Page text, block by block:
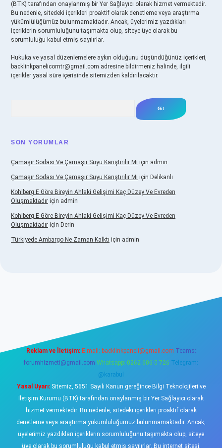
(BTK) tarafından onaylanmış bir Yer Sağlayıcı olarak hizmet vermektedir.
Bu nedenle, sitedeki içerikleri proaktif olarak denetleme veya araştırma
yükümlülüğümüz bulunmamaktadır. Ancak, üyelerimiz yazdıkları
içeriklerin sorumluluğunu taşımakta olup, siteye üye olarak bu
sorumluluğu kabul etmiş sayılırlar.
Hukuka ve yasal düzenlemelere aykırı olduğunu düşündüğünüz içerikleri,
backlinkpanelicomtr@gmail.com adresine bildirmeniz halinde, ilgili
içerikler yasal süre içerisinde sitemizden kaldırılacaktır.
SON YORUMLAR
Çamaşır Sodası Ve Çamaşır Suyu Karıştırılır Mı için admin
Çamaşır Sodası Ve Çamaşır Suyu Karıştırılır Mı için Delikanlı
Kohlberg E Göre Bireyin Ahlaki Gelişimi Kaç Düzey Ve Evreden
Oluşmaktadır için admin
Kohlberg E Göre Bireyin Ahlaki Gelişimi Kaç Düzey Ve Evreden
Oluşmaktadır için Derin
Türkiyede Ambargo Ne Zaman Kalktı için admin
Reklam ve İletişim: E-mail: backlinkpaneli@gmail.com Teams:
forumhizmeti@gmail.com Whatsapp: 0262 606 0 726 Telegram:
@karabul
Yasal Uyarı:Sitemiz, 5651 Sayılı Kanun gereğince Bilgi Teknolojileri ve
İletişim Kurumu (BTK) tarafından onaylanmış bir Yer Sağlayıcı olarak
hizmet vermektedir. Bu nedenle, sitedeki içerikleri proaktif olarak
denetleme veya araştırma yükümlülüğümüz bulunmamaktadır. Ancak,
üyelerimiz yazdıkları içeriklerin sorumluluğunu taşımakta olup, siteye
üye olarak bu sorumluluğu kabul etmiş sayılırlar. Bu internet sitesi,